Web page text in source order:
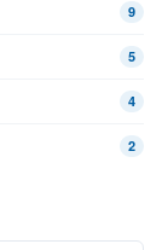
9
5
4
2